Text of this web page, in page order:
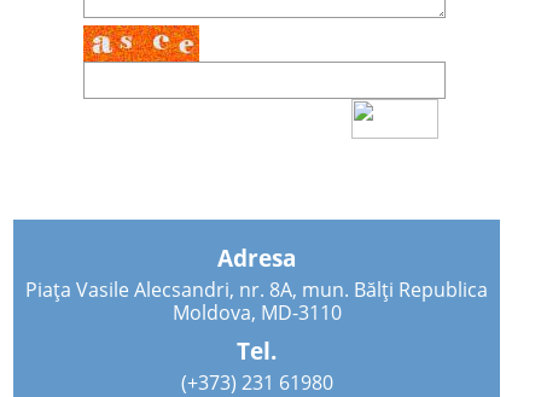
Adresa
Piața Vasile Alecsandri, nr. 8A, mun. Bălți Republica
Moldova, MD-3110
Tel.
(+373) 231 61980